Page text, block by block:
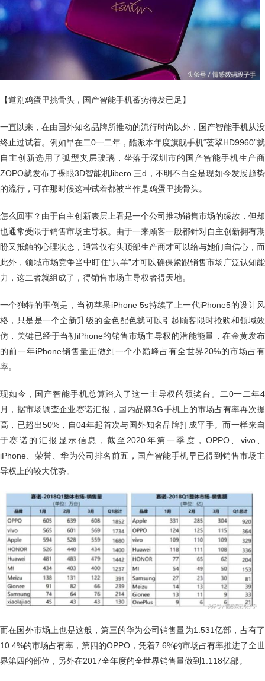
【道别鸡蛋里挑骨头，国产智能手机蓄势待发已足】
一直以来，在由国外知名品牌所推动的流行时尚以外，国产智能手机从没
终止过试着。例如早在二0一二年，酷派本年度旗舰手机“荟翠HD9960”就
自主创新选用了弧型夹层玻璃，坐落于深圳市的国产智能手机生产商
ZOPO就发布了裸眼3D智能机libero 三d，不明不白全是现如今发展趋势
的流行，可在那时候这种试着都被当作是鸡蛋里挑骨头。
怎么回事？由于自主创新表层上看是一个公司推动销售市场的缘故，但却
也通常受限于销售市场主导权。由于一来顾客一般都针对自主创新拥有期
盼又抵触的心理状态，通常仅有头顶部生产商才可以给与她们自信心，而
此外，领域市场竞争当中盯住“只羊”才可以确保紧跟销售市场广泛认知能
力，这二者就组成了，得销售市场主导权者得天地。
一个独特的事例是，当初苹果iPhone 5s持续了上一代iPhone5的设计风
格，只是是一个全新升级的金色配色就可以引起顾客限时抢购和领域效
仿，关键已经于当初iPhone的销售市场主导权的潜能能量，在金黄发布
的前一年iPhone销售量正做到一个小巅峰占有全世界20%的市场占有
率。
现如今，国产智能手机总算踏入了这一主导权的领奖台。二0一二年4
月，据市场调查企业赛诺汇报，国内品牌3G手机上的市场占有率再次提
高，已超出50%，自04年起首次与国外知名品牌打成平手。而一样来自
于赛诺的汇报显示信息，截至2020年第一季度，OPPO、vivo、
iPhone、荣誉、华为公司排名前五，国产智能手机早已得到销售市场主
导权上的较大优势。
而在国外市场上也是这般，第三的华为公司销售量为1.531亿部，占有了
10.4%的市场占有率，第四的OPPO，凭着7.6%的市场占有率推进了全世
界第四的部位，另外在2017全年度的全世界销售量做到1.118亿部。